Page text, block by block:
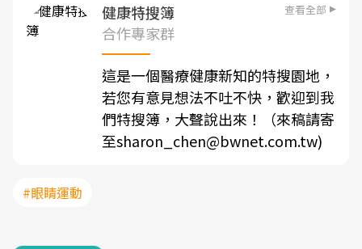
健康特搜簿 查看全部
合作專家群
這是一個醫療健康新知的特搜園地，
若您有意見想法不吐不快，歡迎到我
們特搜簿，大聲說出來！（來稿請寄
至sharon_chen@bwnet.com.tw)
#眼睛運動